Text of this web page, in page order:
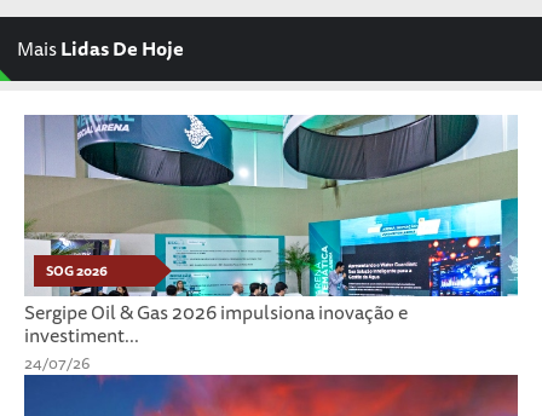
MaisLidas De Hoje
SOG 2026
Sergipe Oil & Gas 2026 impulsiona inovação e
investiment...
24/07/26